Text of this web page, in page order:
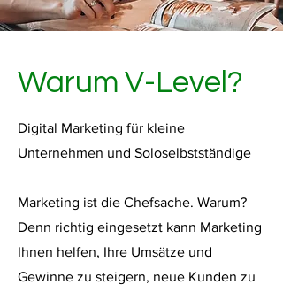
Warum V-Level?
Digital Marketing für kleine
Unternehmen und Soloselbstständige
Marketing ist die Chefsache. Warum?
Denn richtig eingesetzt kann Marketing
Ihnen helfen, Ihre Umsätze und
Gewinne zu steigern, neue Kunden zu